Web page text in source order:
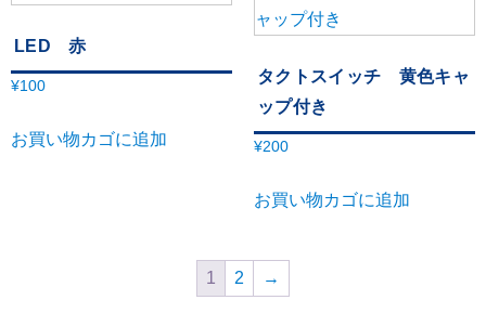
LED 赤
¥100
お買い物カゴに追加
タクトスイッチ 黄色キャ
ップ付き
¥200
お買い物カゴに追加
1 2 →